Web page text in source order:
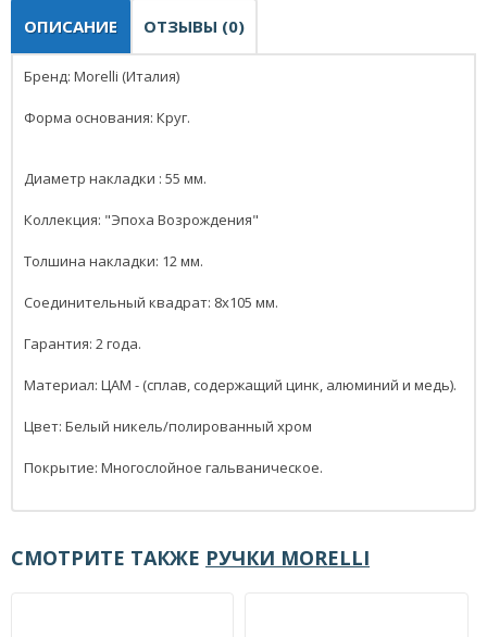
ОПИСАНИЕ ОТЗЫВЫ (0)
Бренд: Morelli (Италия)
Форма основания: Круг.
Диаметр накладки : 55 мм.
Коллекция: "Эпоха Возрождения"
Толшина накладки: 12 мм.
Соединительный квадрат: 8x105 мм.
Гарантия: 2 года.
Материал: ЦАМ - (сплав, содержащий цинк, алюминий и медь).
Цвет: Белый никель/полированный хром
Покрытие: Многослойное гальваническое.
СМОТРИТЕ ТАКЖЕ РУЧКИ MORELLI